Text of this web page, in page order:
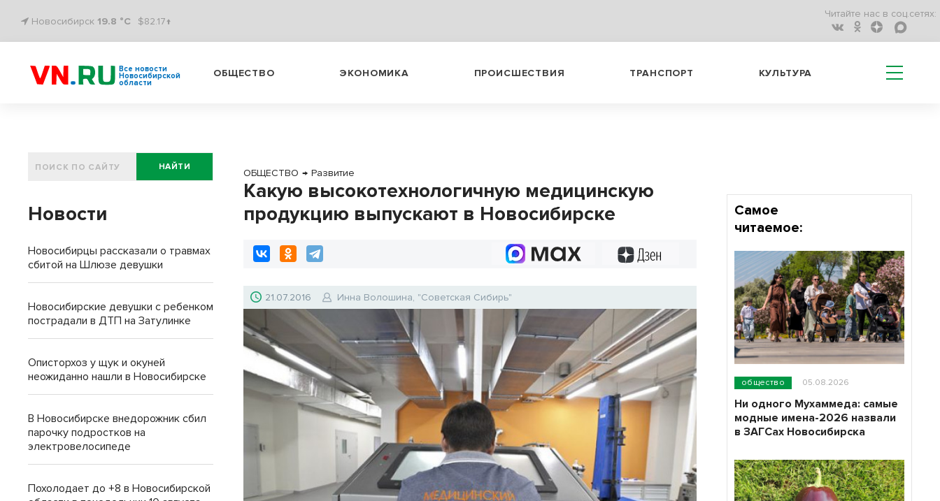
Новосибирск 19.8 °C $82.17↑
Читайте нас в соц.сетях:
Все новости
Новосибирской
области
ОБЩЕСТВО ЭКОНОМИКА ПРОИСШЕСТВИЯ ТРАНСПОРТ КУЛЬТУРА
ОБЩЕСТВО → Развитие
Какую высокотехнологичную медицинскую
продукцию выпускают в Новосибирске
21.07.2016 Инна Волошина, "Советская Сибирь"
НАЙТИ
Новости
Новосибирцы рассказали о травмах
сбитой на Шлюзе девушки
Новосибирские девушки с ребенком
пострадали в ДТП на Затулинке
Описторхоз у щук и окуней
неожиданно нашли в Новосибирске
В Новосибирске внедорожник сбил
парочку подростков на
электровелосипеде
Похолодает до +8 в Новосибирской
Самое
читаемое:
общество 05.08.2026
Ни одного Мухаммеда: самые
модные имена-2026 назвали
в ЗАГСах Новосибирска